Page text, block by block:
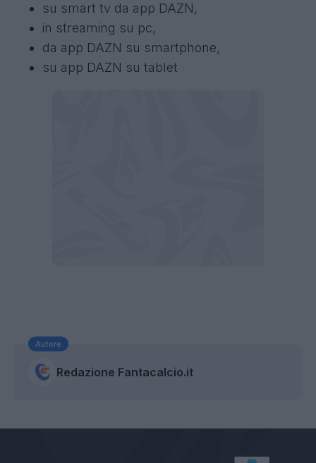
su smart tv da app DAZN,
in streaming su pc,
da app DAZN su smartphone,
su app DAZN su tablet
Autore
Redazione Fantacalcio.it